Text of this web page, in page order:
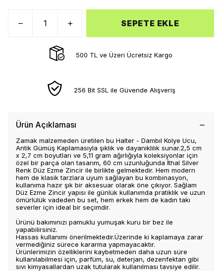
SEPETE EKLE
500 TL ve Üzeri Ücretsiz Kargo
256 Bit SSL ile Güvende Alışveriş
Ürün Açıklaması
Zamak malzemeden üretilen bu Halter - Dambıl Kolye Ucu,
Antik Gümüş Kaplamasıyla şıklık ve dayanıklılık sunar.2,5 cm
x 2,7 cm boyutları ve 5,11 gram ağırlığıyla koleksiyonlar için
özel bir parça olan tasarım, 60 cm uzunluğunda İthal Silver
Renk Düz Ezme Zincir ile birlikte gelmektedir. Hem modern
hem de klasik tarzlara uyum sağlayan bu kombinasyon,
kullanıma hazır şık bir aksesuar olarak öne çıkıyor. Sağlam
Düz Ezme Zincir yapısı ile günlük kullanımda pratiklik ve uzun
ömürlülük vadeden bu set, hem erkek hem de kadın takı
severler için ideal bir seçimdir.
Ürünü bakımınızı pamuklu yumuşak kuru bir bez ile
yapabilirsiniz.
Hassas kullanımı önerilmektedir.Üzerinde ki kaplamaya zarar
vermediğiniz sürece kararma yapmayacaktır.
Ürünlerimizin özelliklerini kaybetmeden daha uzun süre
kullanılabilmesi için, parfüm, su, deterjan, dezenfektan gibi
sıvı kimyasallardan uzak tutularak kullanılması tavsiye edilir.